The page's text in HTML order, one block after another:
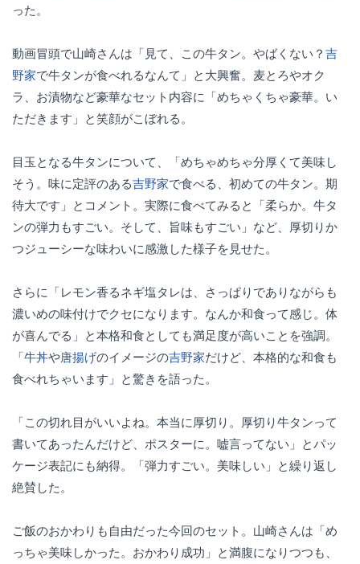
った。
動画冒頭で山崎さんは「見て、この牛タン。やばくない？吉
野家で牛タンが食べれるなんて」と大興奮。麦とろやオク
ラ、お漬物など豪華なセット内容に「めちゃくちゃ豪華。い
ただきます」と笑顔がこぼれる。
目玉となる牛タンについて、「めちゃめちゃ分厚くて美味し
そう。味に定評のある吉野家で食べる、初めての牛タン。期
待大です」とコメント。実際に食べてみると「柔らか。牛タ
ンの弾力もすごい。そして、旨味もすごい」など、厚切りか
つジューシーな味わいに感激した様子を見せた。
さらに「レモン香るネギ塩タレは、さっぱりでありながらも
濃いめの味付けでクセになります。なんか和食って感じ。体
が喜んでる」と本格和食としても満足度が高いことを強調。
「牛丼や唐揚げのイメージの吉野家だけど、本格的な和食も
食べれちゃいます」と驚きを語った。
「この切れ目がいいよね。本当に厚切り。厚切り牛タンって
書いてあったんだけど、ポスターに。嘘言ってない」とパッ
ケージ表記にも納得。「弾力すごい。美味しい」と繰り返し
絶賛した。
ご飯のおかわりも自由だった今回のセット。山崎さんは「め
っちゃ美味しかった。おかわり成功」と満腹になりつつも、